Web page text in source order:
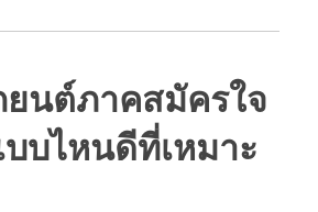
ยนต์ภาคสมัครใจ
บไหนดีที่เหมาะ